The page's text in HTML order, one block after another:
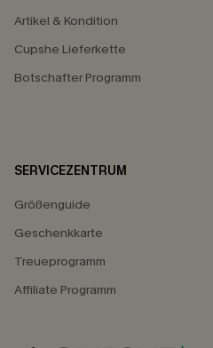
Artikel & Kondition
Cupshe Lieferkette
Botschafter Programm
SERVICEZENTRUM
Größenguide
Geschenkkarte
Treueprogramm
Affiliate Programm